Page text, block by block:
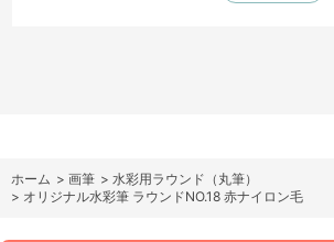
ホーム > 画筆 > 水彩用ラウンド（丸筆）
> オリジナル水彩筆 ラウンドNO.18 赤ナイロン毛